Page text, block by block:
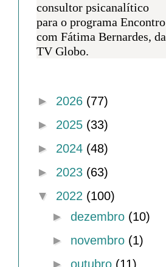
consultor psicanalítico
para o programa Encontro
com Fátima Bernardes, da
TV Globo.
► 2026 (77)
► 2025 (33)
► 2024 (48)
► 2023 (63)
▼ 2022 (100)
► dezembro (10)
► novembro (1)
► outubro (11)